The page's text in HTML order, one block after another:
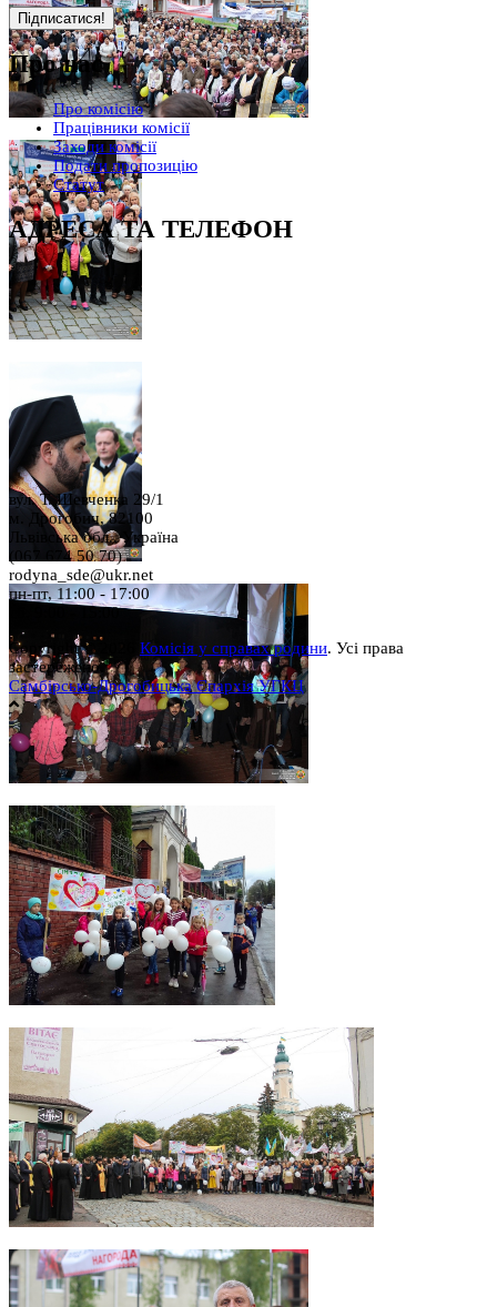
Про нас
Про комісію
Працівники комісії
Заходи комісії
Подати пропозицію
Статут
АДРЕСА ТА ТЕЛЕФОН
вул. Т. Шевченка 29/1
м. Дрогобич, 82100
Львівська обл., Україна
(067 674 50 70)
rodyna_sde@ukr.net
пн-пт, 11:00 - 17:00
сб, 9:00 - 15:00
Copyright © 2026 Комісія у справах родини. Усі права
застережено.
Самбірсько-Дрогобицька Єпархія УГКЦ